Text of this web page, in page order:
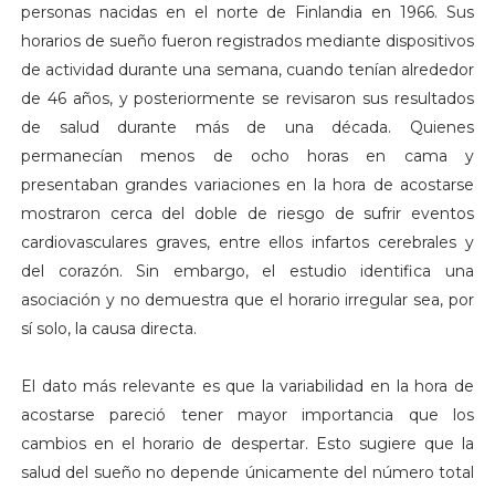
personas nacidas en el norte de Finlandia en 1966. Sus
horarios de sueño fueron registrados mediante dispositivos
de actividad durante una semana, cuando tenían alrededor
de 46 años, y posteriormente se revisaron sus resultados
de salud durante más de una década. Quienes
permanecían menos de ocho horas en cama y
presentaban grandes variaciones en la hora de acostarse
mostraron cerca del doble de riesgo de sufrir eventos
cardiovasculares graves, entre ellos infartos cerebrales y
del corazón. Sin embargo, el estudio identifica una
asociación y no demuestra que el horario irregular sea, por
sí solo, la causa directa.
El dato más relevante es que la variabilidad en la hora de
acostarse pareció tener mayor importancia que los
cambios en el horario de despertar. Esto sugiere que la
salud del sueño no depende únicamente del número total